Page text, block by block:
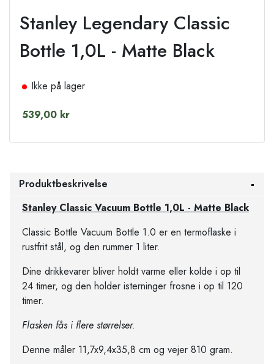
Stanley Legendary Classic
Bottle 1,0L - Matte Black
Ikke på lager
539,00 kr
Produktbeskrivelse
Stanley Classic Vacuum Bottle 1,0L - Matte Black
Classic Bottle Vacuum Bottle 1.0 er en termoflaske i
rustfrit stål, og den rummer 1 liter.
Dine drikkevarer bliver holdt varme eller kolde i op til
24 timer, og den holder isterninger frosne i op til 120
timer.
Flasken fås i flere størrelser.
Denne måler 11,7x9,4x35,8 cm og vejer 810 gram.